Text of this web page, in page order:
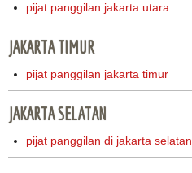
pijat panggilan jakarta utara
JAKARTA TIMUR
pijat panggilan jakarta timur
JAKARTA SELATAN
pijat panggilan di jakarta selatan